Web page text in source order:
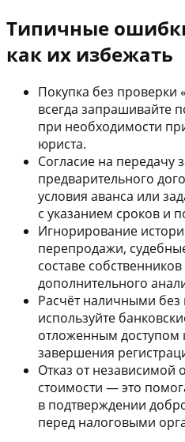
Типичные
как их избежать
Покупка без
всегда запрашивайте
при необходимости
юриста.
Согласие на передачу
предварительного
условия аванса или
с указанием сроков и
Игнорирование
перепродажи,
составе
дополнительного
Расчёт наличными
используйте
отложенным доступом
завершения
Отказ от
стоимости — это
в подтверждении
перед налоговыми